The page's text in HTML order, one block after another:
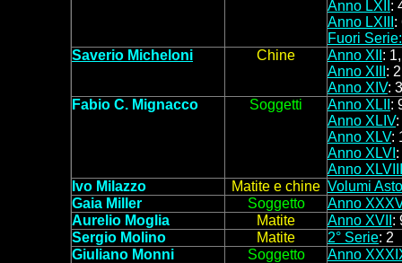
Anno LXII :
Anno LXIII :
Fuori Serie:
Saverio Micheloni
Chine Anno XII :
Anno XIII :
Anno XIV: 3
Fabio C. Mignacco Soggetti Anno XLII :
Anno XLIV:
Anno XLV:
Anno XLVI
Anno XLVIII
Ivo Milazzo
Matite e chine Volumi
Gaia Miller
Soggetto
Anno
Aurelio Moglia
Matite Anno XVII :
Sergio Molino
Matite 2° Serie: 2
Giuliano Monni Soggetto
Anno